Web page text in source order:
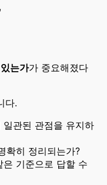
는가가 중요해졌다
다.
관된 관점을 유지하
확히 정리되는가?
기준으로 답할 수